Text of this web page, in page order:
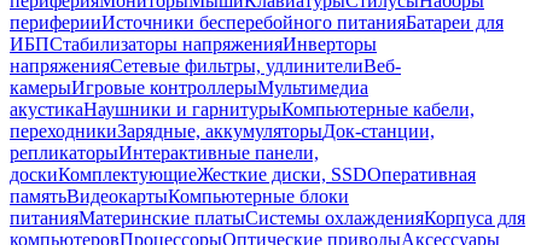
периферииИсточники бесперебойного питанияБатареи для
ИБПСтабилизаторы напряженияИнверторы
напряженияСетевые фильтры, удлинителиВеб-
камерыИгровые контроллерыМультимедиа
акустикаНаушники и гарнитурыКомпьютерные кабели,
переходникиЗарядные, аккумуляторыДок-станции,
репликаторыИнтерактивные панели,
доскиКомплектующиеЖесткие диски, SSDОперативная
памятьВидеокартыКомпьютерные блоки
питанияМатеринские платыСистемы охлажденияКорпуса для
компьютеровПроцессорыОптические приводыАксессуары